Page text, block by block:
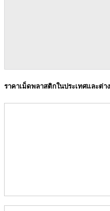
ราคาเม็ดพลาสติกในประเทศและต่า